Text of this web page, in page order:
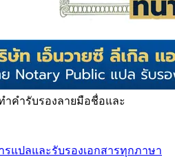
ำคำรับรองลายมือชื่อและ
รแปลและรับรองเอกสารทุกภาษา